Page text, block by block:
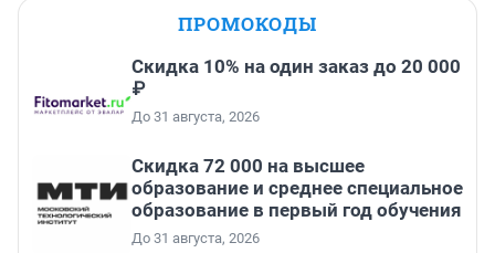
ПРОМОКОДЫ
Скидка 10% на один заказ до 20 000
₽
До 31 августа, 2026
Скидка 72 000 на высшее
образование и среднее специальное
образование в первый год обучения
До 31 августа, 2026